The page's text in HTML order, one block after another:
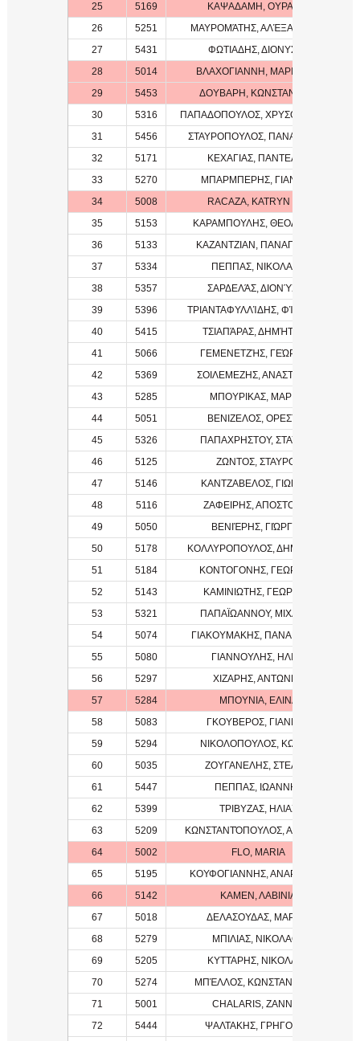
25
5169
ΚΑΨΑΔΑΜΗ, ΟΥΡΑΝΙΑ
26
5251
ΜΑΥΡΟΜΆΤΗΣ, ΑΛΈΞΑΝΔΡΟΣ
27
5431
ΦΩΤΙΑΔΗΣ, ΔΙΟΝΥΣΗΣ
28
5014
ΒΛΑΧΟΓΙΑΝΝΗ, ΜΑΡΙΑΝΝΑ
29
5453
ΔΟΥΒΑΡΗ, ΚΩΝΣΤΑΝΤΙΝΑ
30
5316
ΠΑΠΑΔΟΠΟΥΛΟΣ, ΧΡΥΣΟΣΤΟΜΟΣ
31
5456
ΣΤΑΥΡΟΠΟΥΛΟΣ, ΠΑΝΑΓΙΩΤΗΣ
32
5171
ΚΕΧΑΓΙΑΣ, ΠΑΝΤΕΛΗΣ
33
5270
ΜΠΑΡΜΠΕΡΗΣ, ΓΙΑΝΝΗΣ
34
5008
RACAZA, KATRYN KIM
35
5153
ΚΑΡΑΜΠΟΥΛΗΣ, ΘΕΟΔΩΡΟΣ
36
5133
ΚΑΖΑΝΤΖΙΑΝ, ΠΑΝΑΓΙΩΤΗΣ
37
5334
ΠΕΠΠΑΣ, ΝΙΚΟΛΑΟΣ
38
5357
ΣΑΡΔΕΛΆΣ, ΔΙΟΝΎΣΗΣ
39
5396
ΤΡΙΑΝΤΑΦΥΛΛΊΔΗΣ, ΦΊΛΙΠΠΟΣ
40
5415
ΤΣΙΑΠΆΡΑΣ, ΔΗΜΉΤΡΙΟΣ
41
5066
ΓΕΜΕΝΕΤΖΉΣ, ΓΕΏΡΓΙΟΣ
42
5369
ΣΟΙΛΕΜΕΖΗΣ, ΑΝΑΣΤΑΣΙΟΣ
43
5285
ΜΠΟΥΡΙΚΑΣ, ΜΑΡΙΟΣ
44
5051
ΒΕΝΙΖΕΛΟΣ, ΟΡΕΣΤΗΣ
45
5326
ΠΑΠΑΧΡΗΣΤΟΥ, ΣΤΑΥΡΟΣ
46
5125
ΖΩΝΤΟΣ, ΣΤΑΥΡΟΣ
47
5146
ΚΑΝΤΖΑΒΕΛΟΣ, ΓΙΩΡΓΟΣ
48
5116
ΖΑΦΕΙΡΗΣ, ΑΠΟΣΤΟΛΟΣ
49
5050
ΒΕΝΙΈΡΗΣ, ΓΙΏΡΓΟΣ
50
5178
ΚΟΛΛΥΡΟΠΟΥΛΟΣ, ΔΗΜΗΤΡΗΣ
51
5184
ΚΟΝΤΟΓΟΝΗΣ, ΓΕΩΡΓΙΟΣ
52
5143
ΚΑΜΙΝΙΩΤΗΣ, ΓΕΩΡΓΙΟΣ
53
5321
ΠΑΠΑΪΩΑΝΝΟΥ, ΜΙΧΑΛΗΣ
54
5074
ΓΙΑΚΟΥΜΑΚΗΣ, ΠΑΝΑΓΙΩΤΗΣ
55
5080
ΓΙΑΝΝΟΥΛΗΣ, ΗΛΙΑΣ
56
5297
ΧΙΖΑΡΗΣ, ΑΝΤΩΝΗΣ
57
5284
ΜΠΟΥΝΙΑ, ΕΛΙΝΑ
58
5083
ΓΚΟΥΒΕΡΟΣ, ΓΙΑΝΝΗΣ
59
5294
ΝΙΚΟΛΟΠΟΥΛΟΣ, ΚΩΣΤΑΣ
60
5035
ΖΟΥΓΑΝΕΛΗΣ, ΣΤΕΛΙΟΣ
61
5447
ΠΕΠΠΑΣ, ΙΩΑΝΝΗΣ
62
5399
ΤΡΙΒΥΖΑΣ, ΗΛΙΑΣ
63
5209
ΚΩΝΣΤΑΝΤΌΠΟΥΛΟΣ, ΑΝΤΏΝΗΣ
64
5002
FLO, MARIA
65
5195
ΚΟΥΦΟΓΙΑΝΝΗΣ, ΑΝΑΡΓΥΡΟΣ
66
5142
ΚΑΜΕΝ, ΛΑΒΙΝΙΑ
67
5018
ΔΕΛΑΣΟΥΔΑΣ, ΜΑΡΙΟΣ
68
5279
ΜΠΙΛΙΑΣ, ΝΙΚΟΛΑΟΣ
69
5205
ΚΥΤΤΑΡΗΣ, ΝΙΚΟΛΑΟΣ
70
5274
ΜΠΈΛΛΟΣ, ΚΩΝΣΤΑΝΤΊΝΟΣ
71
5001
CHALARIS, ZANNES
72
5444
ΨΑΛΤΑΚΗΣ, ΓΡΗΓΟΡΗΣ